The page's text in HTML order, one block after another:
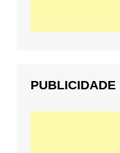
PUBLICIDADE